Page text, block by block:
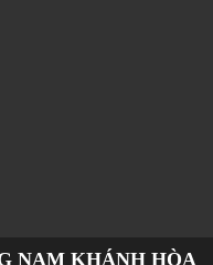
NAM KHÁNH HÒA